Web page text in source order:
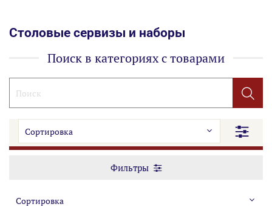
Столовые сервизы и наборы
Поиск в категориях с товарами
Фильтры